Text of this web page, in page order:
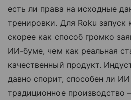
есть ли права на исходные
тренировки. Для Roku запуск
скорее как способ громко
ИИ-буме, чем как реальная
качественный продукт.
давно спорит, способен ли
традиционное производство